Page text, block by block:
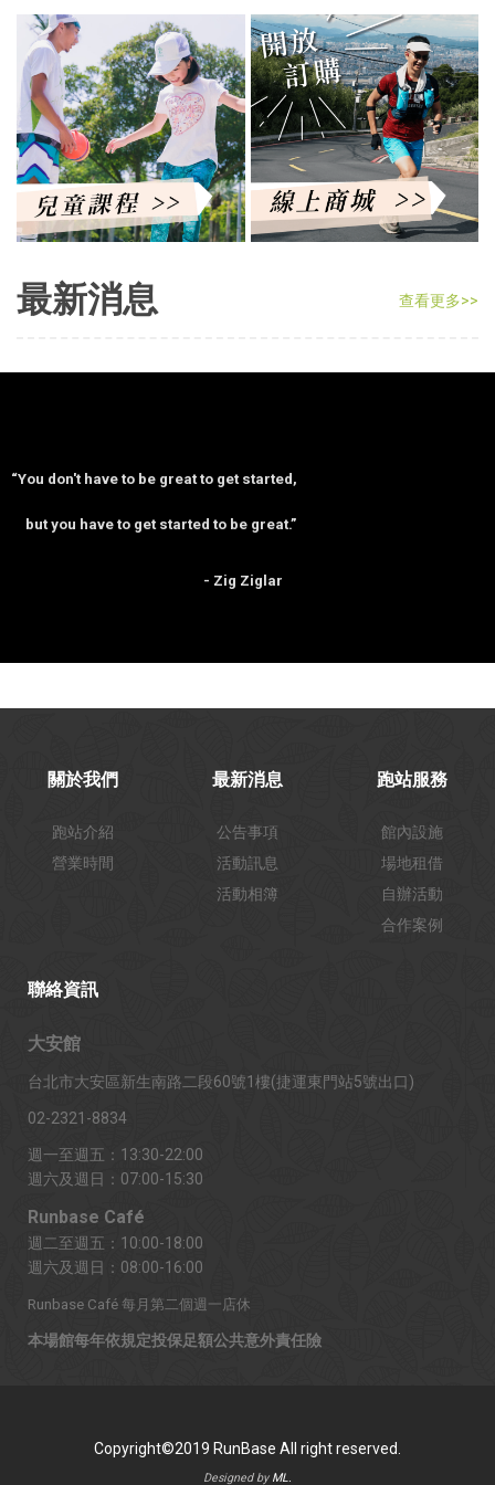
最新消息 查看更多>>
“You don't have to be great to get started,
but you have to get started to be great.”
- Zig Ziglar
關於我們
跑站介紹
營業時間
最新消息
公告事項
活動訊息
活動相簿
跑站服務
館內設施
場地租借
自辦活動
合作案例
聯絡資訊
大安館
台北市大安區新生南路二段60號1樓(捷運東門站5號出口)
02-2321-8834
週一至週五：13:30-22:00
週六及週日：07:00-15:30
Runbase Café
週二至週五：10:00-18:00
週六及週日：08:00-16:00
Runbase Café 每月第二個週一店休
本場館每年依規定投保足額公共意外責任險
Copyright©2019 RunBase All right reserved.
Designed by ML.